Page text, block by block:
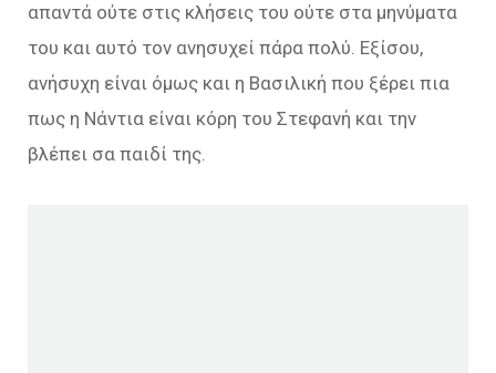
απαντά ούτε στις κλήσεις του ούτε στα μηνύματα
του και αυτό τον ανησυχεί πάρα πολύ. Εξίσου,
ανήσυχη είναι όμως και η Βασιλική που ξέρει πια
πως η Νάντια είναι κόρη του Στεφανή και την
βλέπει σα παιδί της.